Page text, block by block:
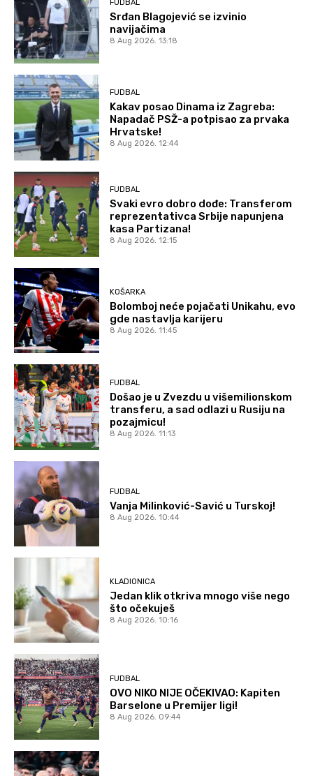
FUDBAL
Srđan Blagojević se izvinio
navijačima
8 Aug 2026. 13:18
FUDBAL
Kakav posao Dinama iz Zagreba:
Napadač PSŽ-a potpisao za prvaka
Hrvatske!
8 Aug 2026. 12:44
FUDBAL
Svaki evro dobro dođe: Transferom
reprezentativca Srbije napunjena
kasa Partizana!
8 Aug 2026. 12:15
KOŠARKA
Bolomboj neće pojačati Unikahu, evo
gde nastavlja karijeru
8 Aug 2026. 11:45
FUDBAL
Došao je u Zvezdu u višemilionskom
transferu, a sad odlazi u Rusiju na
pozajmicu!
8 Aug 2026. 11:13
FUDBAL
Vanja Milinković-Savić u Turskoj!
8 Aug 2026. 10:44
KLADIONICA
Jedan klik otkriva mnogo više nego
što očekuješ
8 Aug 2026. 10:16
FUDBAL
OVO NIKO NIJE OČEKIVAO: Kapiten
Barselone u Premijer ligi!
8 Aug 2026. 09:44